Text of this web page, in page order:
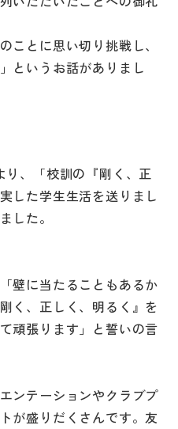
ことに思い切り挑戦し、
というお話がありまし
り、「校訓の『剛く、正
した学生生活を送りまし
した。
壁に当たることもあるか
く、正しく、明るく』を
頑張ります」と誓いの言
ンテーションやクラブプ
が盛りだくさんです。友